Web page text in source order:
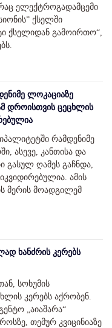
რაც ელექტროგადამცემი
ქსელში
ქსელიდან გამოირთო“,
ლოკაციაზე
დროისთვის ცეცხლის
რამდენიმე
ასევე, კანთისა და
გასულ ღამეს გაჩნდა,
ამის
მერის მოადგილემ
ხანძრის კერებს
სოხუმის
კერებს აქრობენ.
„აიაშარა“
თემურ კვიცინიაზე